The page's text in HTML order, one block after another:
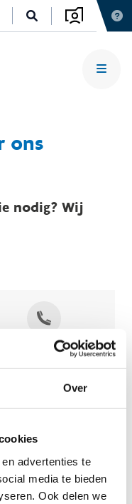
Over
advertenties te
media te bieden
Ook delen we
ons
nodig? Wij